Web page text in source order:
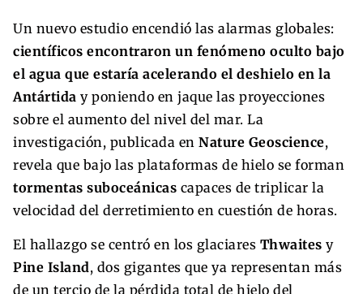
Un nuevo estudio encendió las alarmas globales:
científicos encontraron un fenómeno oculto bajo
el agua que estaría acelerando el deshielo en la
Antártida y poniendo en jaque las proyecciones
sobre el aumento del nivel del mar. La
investigación, publicada en Nature Geoscience,
revela que bajo las plataformas de hielo se forman
tormentas suboceánicas capaces de triplicar la
velocidad del derretimiento en cuestión de horas.
El hallazgo se centró en los glaciares Thwaites y
Pine Island, dos gigantes que ya representan más
de un tercio de la pérdida total de hielo del